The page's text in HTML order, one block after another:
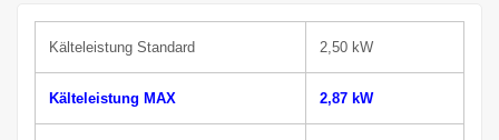
Kälteleistung Standard 2,50 kW
Kälteleistung MAX 2,87 kW